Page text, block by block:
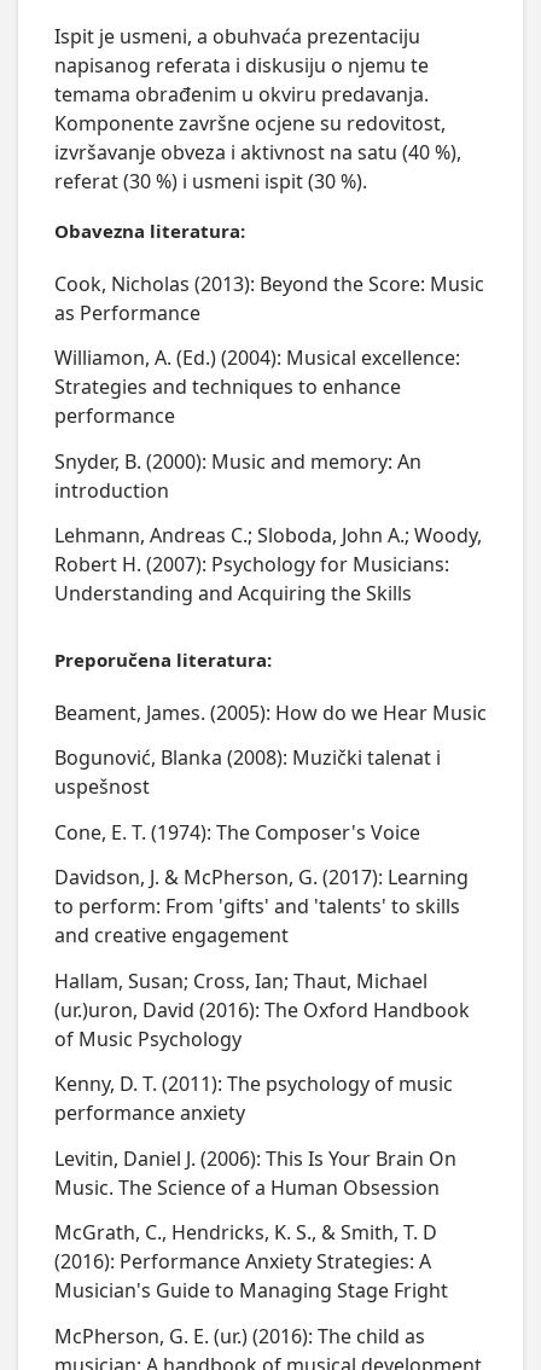
Ispit je usmeni, a obuhvaća prezentaciju
napisanog referata i diskusiju o njemu te
temama obrađenim u okviru predavanja.
Komponente završne ocjene su redovitost,
izvršavanje obveza i aktivnost na satu (40 %),
referat (30 %) i usmeni ispit (30 %).
Obavezna literatura:
Cook, Nicholas (2013): Beyond the Score: Music
as Performance
Williamon, A. (Ed.) (2004): Musical excellence:
Strategies and techniques to enhance
performance
Snyder, B. (2000): Music and memory: An
introduction
Lehmann, Andreas C.; Sloboda, John A.; Woody,
Robert H. (2007): Psychology for Musicians:
Understanding and Acquiring the Skills
Preporučena literatura:
Beament, James. (2005): How do we Hear Music
Bogunović, Blanka (2008): Muzički talenat i
uspešnost
Cone, E. T. (1974): The Composer's Voice
Davidson, J. & McPherson, G. (2017): Learning
to perform: From 'gifts' and 'talents' to skills
and creative engagement
Hallam, Susan; Cross, Ian; Thaut, Michael
(ur.)uron, David (2016): The Oxford Handbook
of Music Psychology
Kenny, D. T. (2011): The psychology of music
performance anxiety
Levitin, Daniel J. (2006): This Is Your Brain On
Music. The Science of a Human Obsession
McGrath, C., Hendricks, K. S., & Smith, T. D
(2016): Performance Anxiety Strategies: A
Musician's Guide to Managing Stage Fright
McPherson, G. E. (ur.) (2016): The child as